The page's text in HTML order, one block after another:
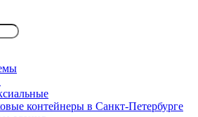
контейнеры в Санкт-Петербурге